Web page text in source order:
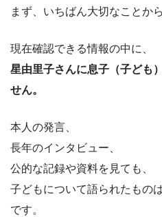
まず、いちばん大切なことから
現在確認できる情報の中に、
星由里子さんに息子（子ども
せん。
本人の発言、
長年のインタビュー、
公的な記録や資料を見ても、
子どもについて語られたもの
です。